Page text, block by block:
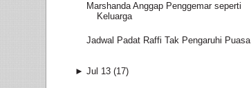
Marshanda Anggap Penggemar seperti
Keluarga
Jadwal Padat Raffi Tak Pengaruhi Puasa
►Jul 13 (17)